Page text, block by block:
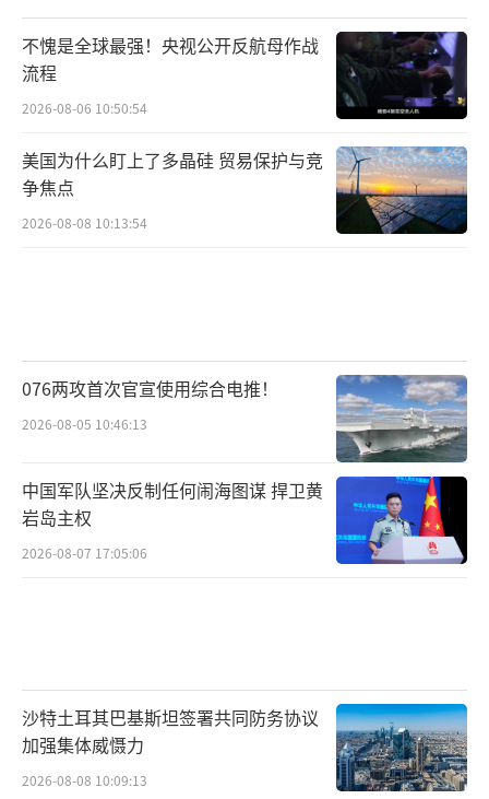
不愧是全球最强！央视公开反航母作战
流程
2026-08-06 10:50:54
美国为什么盯上了多晶硅 贸易保护与竞
争焦点
2026-08-08 10:13:54
076两攻首次官宣使用综合电推！
2026-08-05 10:46:13
中国军队坚决反制任何闹海图谋 捍卫黄
岩岛主权
2026-08-07 17:05:06
沙特土耳其巴基斯坦签署共同防务协议
加强集体威慑力
2026-08-08 10:09:13